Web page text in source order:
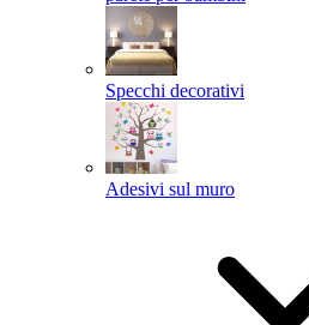
Specchi decorativi
Adesivi sul muro